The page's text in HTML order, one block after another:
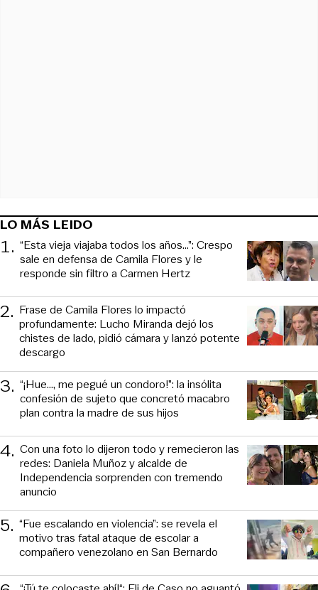
LO MÁS LEIDO
1. “Esta vieja viajaba todos los años...”: Crespo
sale en defensa de Camila Flores y le
responde sin filtro a Carmen Hertz
2. Frase de Camila Flores lo impactó
profundamente: Lucho Miranda dejó los
chistes de lado, pidió cámara y lanzó potente
descargo
3. “¡Hue..., me pegué un condoro!”: la insólita
confesión de sujeto que concretó macabro
plan contra la madre de sus hijos
4. Con una foto lo dijeron todo y remecieron las
redes: Daniela Muñoz y alcalde de
Independencia sorprenden con tremendo
anuncio
5. “Fue escalando en violencia”: se revela el
motivo tras fatal ataque de escolar a
compañero venezolano en San Bernardo